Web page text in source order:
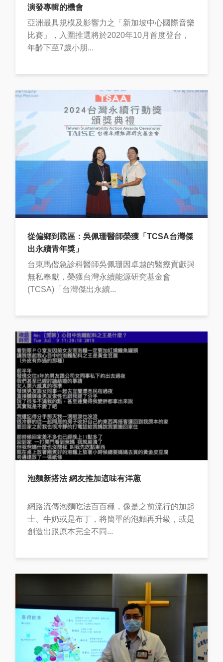
演發專輯的機會
亞洲最具規模及影響力之「新加坡中心國際音樂
比賽」，入圍推選將於2020年10月首度登台，
年齡下至7歲小朋...
從偏鄉到戰區：吳佩珊醫師榮獲「TCSA台灣傑
出永續青年獎」
台東馬偕急診科醫師吳佩珊因卓越的醫療貢獻與
無私奉獻，榮獲台灣永續能源研究基金會
(TCSA)「台灣傑出永續...
泡麵新搭法 網友推加這味有洋蔥
網路流傳泡麵吃法百百種，像是之前流行的加起
士、牛奶或是布丁，將簡單的泡麵再升級，或是
創造出跟原本完全不同...